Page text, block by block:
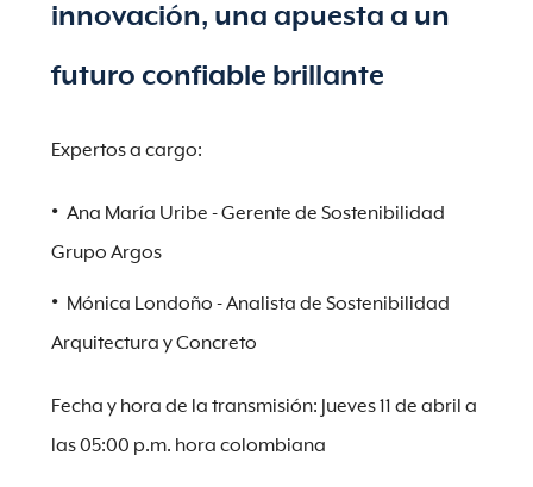
innovación, una apuesta a un
futuro confiable brillante
Expertos a cargo:
Ana María Uribe - Gerente de Sostenibilidad
Grupo Argos
Mónica Londoño - Analista de Sostenibilidad
Arquitectura y Concreto
Fecha y hora de la transmisión: Jueves 11 de abril a
las 05:00 p.m. hora colombiana